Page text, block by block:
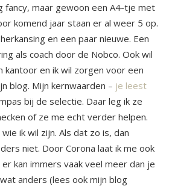
fancy, maar gewoon een A4-tje met
komend jaar staan er al weer 5 op.
en een paar nieuwe. Een
als coach door de Nobco. Ook wil
kantoor en ik wil zorgen voor een
blog. Mijn kernwaarden – je leest
bij de selectie. Daar leg ik ze
of ze me echt verder helpen.
ik wil zijn. Als dat zo is, dan
niet. Door Corona laat ik me ook
kan immers vaak veel meer dan je
anders (lees ook mijn blog